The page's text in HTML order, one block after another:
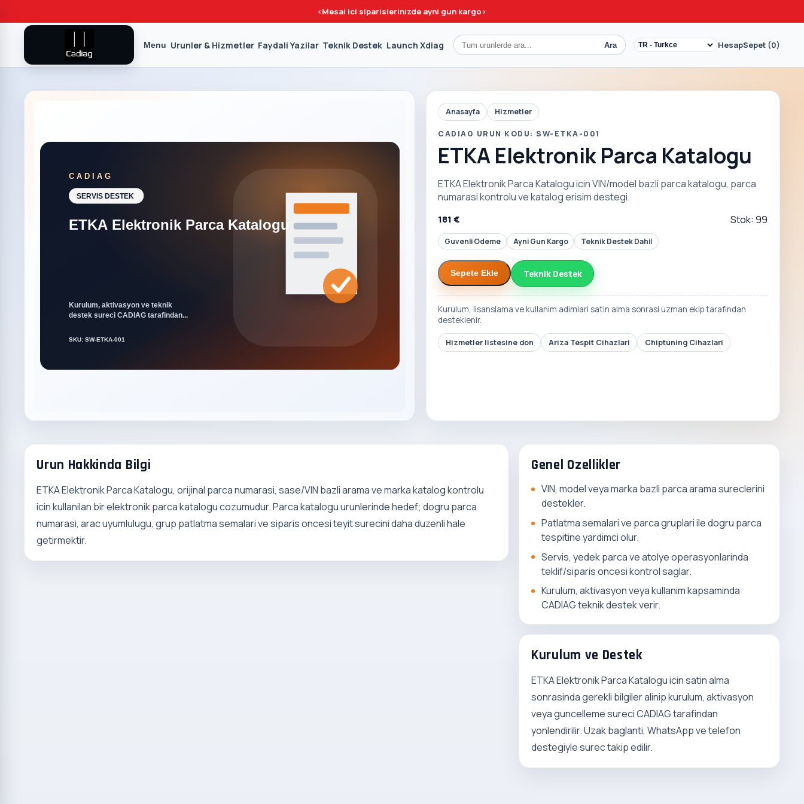
<Mesai ici siparislerinizde ayni gun kargo>
Menu Urunler & Hizmetler Faydali Yazilar Teknik Destek Launch Xdiag Ara HesapSepet (0)
Anasayfa Hizmetler
CADIAG URUN KODU: SW-ETKA-001
ETKA Elektronik Parca Katalogu
ETKA Elektronik Parca Katalogu icin VIN/model bazli parca katalogu, parca
numarasi kontrolu ve katalog erisim destegi.
181 € Stok: 99
Guvenli Odeme Ayni Gun Kargo Teknik Destek Dahil
Sepete Ekle Teknik Destek
Kurulum, lisanslama ve kullanim adimlari satin alma sonrasi uzman ekip tarafindan
desteklenir.
Hizmetler listesine don Ariza Tespit Cihazlari Chiptuning Cihazlari
Urun Hakkinda Bilgi
ETKA Elektronik Parca Katalogu, orijinal parca numarasi, sase/VIN bazli arama ve marka katalog kontrolu
icin kullanilan bir elektronik parca katalogu cozumudur. Parca katalogu urunlerinde hedef; dogru parca
numarasi, arac uyumlulugu, grup patlatma semalari ve siparis oncesi teyit surecini daha duzenli hale
getirmektir.
Genel Ozellikler
VIN, model veya marka bazli parca arama sureclerini
destekler.
Patlatma semalari ve parca gruplari ile dogru parca
tespitine yardimci olur.
Servis, yedek parca ve atolye operasyonlarinda
teklif/siparis oncesi kontrol saglar.
Kurulum, aktivasyon veya kullanim kapsaminda
CADIAG teknik destek verir.
Kurulum ve Destek
ETKA Elektronik Parca Katalogu icin satin alma
sonrasinda gerekli bilgiler alinip kurulum, aktivasyon
veya guncelleme sureci CADIAG tarafindan
yonlendirilir. Uzak baglanti, WhatsApp ve telefon
destegiyle surec takip edilir.